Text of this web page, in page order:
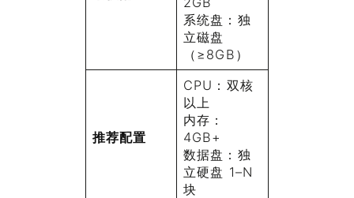
系统盘：独
立磁盘
（≥8GB）
推荐配置
CPU：双核
以上
内存：
4GB+
数据盘：独
立硬盘 1–N
块